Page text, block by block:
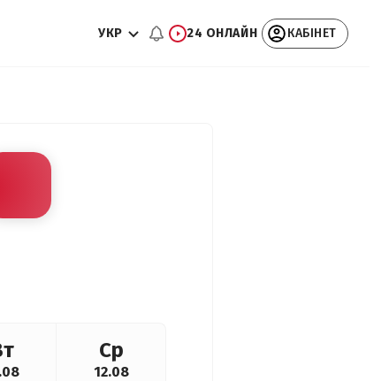
УКР 24 ОНЛАЙН КАБІНЕТ
Ср
12.08